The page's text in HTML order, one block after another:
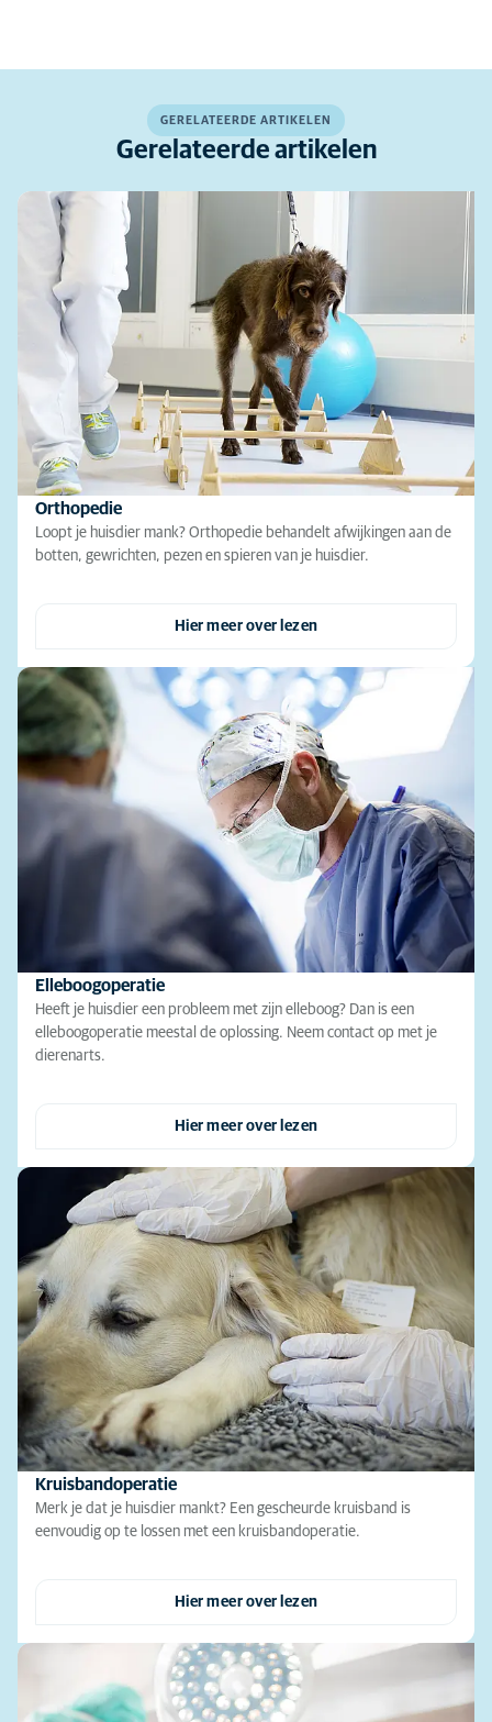
GERELATEERDE ARTIKELEN
Gerelateerde artikelen
Orthopedie
Loopt je huisdier mank? Orthopedie behandelt afwijkingen aan de
botten, gewrichten, pezen en spieren van je huisdier.
Hier meer over lezen
Elleboogoperatie
Heeft je huisdier een probleem met zijn elleboog? Dan is een
elleboogoperatie meestal de oplossing. Neem contact op met je
dierenarts.
Hier meer over lezen
Kruisbandoperatie
Merk je dat je huisdier mankt? Een gescheurde kruisband is
eenvoudig op te lossen met een kruisbandoperatie.
Hier meer over lezen